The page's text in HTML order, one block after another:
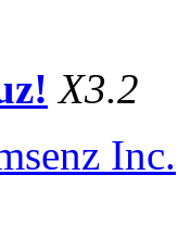
X3.2
Inc.